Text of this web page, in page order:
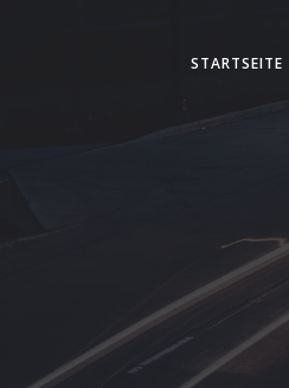
STARTSEITE